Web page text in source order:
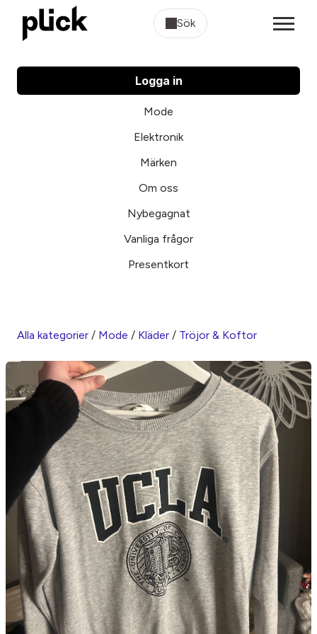
Sök
Logga in
Mode
Elektronik
Märken
Om oss
Nybegagnat
Vanliga frågor
Presentkort
Alla kategorier / Mode / Kläder / Tröjor & Koftor